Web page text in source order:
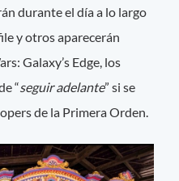
durante el día a lo largo
y otros aparecerán
Galaxy’s Edge, los
“seguir adelante” si se
de la Primera Orden.